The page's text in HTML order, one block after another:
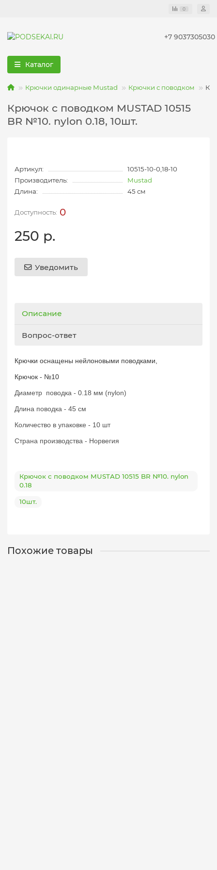
0
+7 9037305030
Каталог
Крючки одинарные Mustad Крючки с поводком
Крючок с поводком MUSTAD 10515
BR №10. nylon 0.18, 10шт.
Артикул:
10515-10-0,18-10
Производитель:
Mustad
Длина:
45 см
0
250 р.
Уведомить
Описание
Вопрос-ответ
Крючки оснащены нейлоновыми поводками,
Крючок - №10
Диаметр поводка - 0.18 мм (nylon)
Длина поводка - 45 см
Количество в упаковке - 10 шт
Страна производства - Норвегия
Крючок с поводком MUSTAD 10515 BR №10. nylon
0.18
10шт.
Похожие товары